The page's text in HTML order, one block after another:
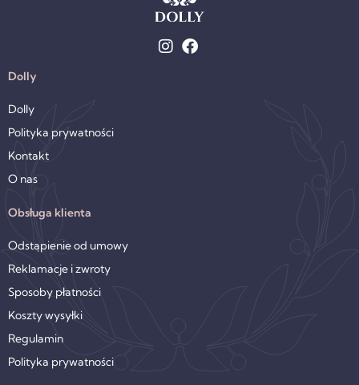
Dolly
Dolly
Polityka prywatności
Kontakt
O nas
Obsługa klienta
Odstąpienie od umowy
Reklamacje i zwroty
Sposoby płatności
Koszty wysyłki
Regulamin
Polityka prywatności